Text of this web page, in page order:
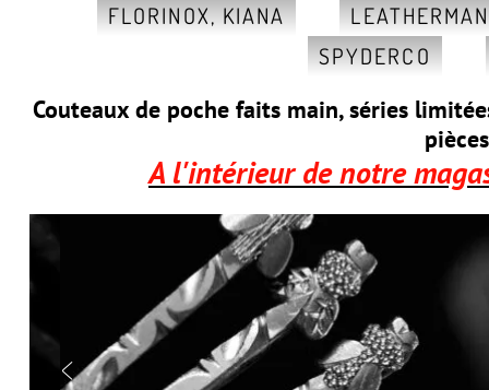
FLORINOX, KIANA
LEATHERMAN
SPYDERCO
Couteaux de poche faits main, séries
A l'intérieur de notre
